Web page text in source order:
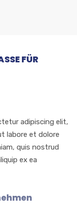
FÜR
adipiscing elit,
labore et dolore
quis nostrud
ex ea